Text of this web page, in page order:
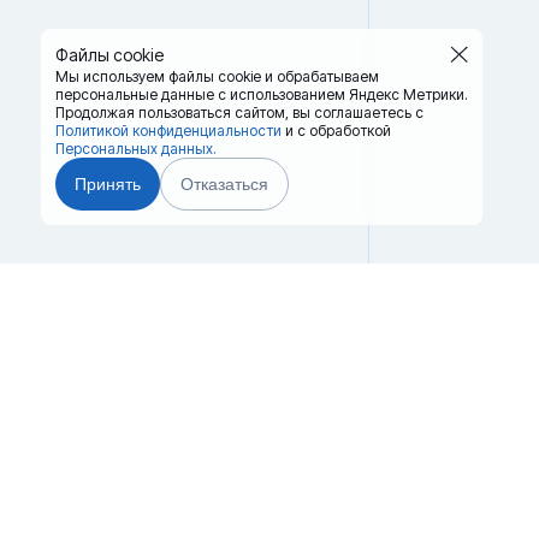
Файлы cookie
Мы используем файлы cookie и обрабатываем
персональные данные с использованием Яндекс Метрики.
Продолжая пользоваться сайтом, вы соглашаетесь с
Политикой конфиденциальности и с обработкой
Персональных данных.
Принять Отказаться